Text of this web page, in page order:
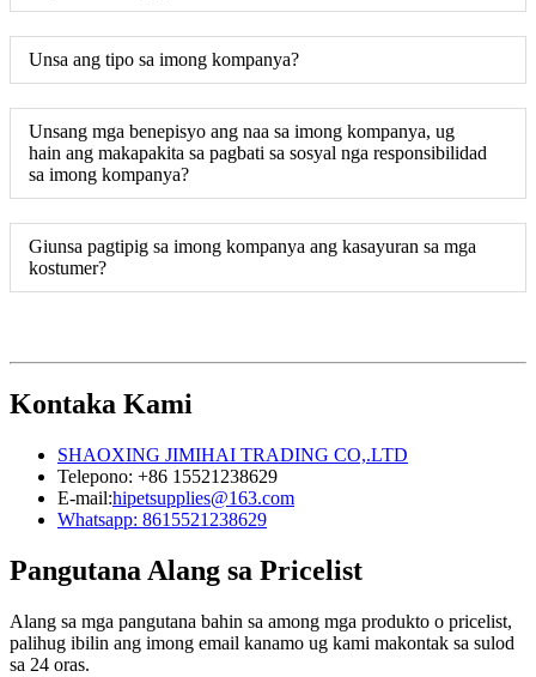
Unsa ang tipo sa imong kompanya?
Unsang mga benepisyo ang naa sa imong kompanya, ug
hain ang makapakita sa pagbati sa sosyal nga responsibilidad
sa imong kompanya?
Giunsa pagtipig sa imong kompanya ang kasayuran sa mga
kostumer?
Kontaka Kami
SHAOXING JIMIHAI TRADING CO,.LTD
Telepono: +86 15521238629
E-mail:hipetsupplies@163.com
Whatsapp: 8615521238629
Pangutana Alang sa Pricelist
Alang sa mga pangutana bahin sa among mga produkto o pricelist,
palihug ibilin ang imong email kanamo ug kami makontak sa sulod
sa 24 oras.